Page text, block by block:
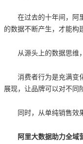
在过去的十年间，阿
的数据不断产生，才能构
从源头上的数据思维
消费者行为是充满变
展现，让品牌可以对不同
同时，从单纯销售效
阿里大数据助力全域